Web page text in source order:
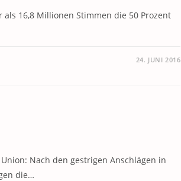
16,8 Millionen Stimmen die 50 Prozent
24. JUNI 2016
Nach den gestrigen Anschlägen in
die…